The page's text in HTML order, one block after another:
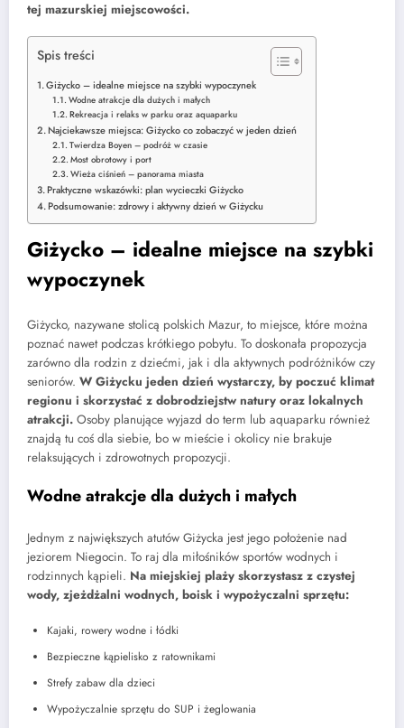
tej mazurskiej miejscowości.
Spis treści
Giżycko – idealne miejsce na szybki wypoczynek
Wodne atrakcje dla dużych i małych
Rekreacja i relaks w parku oraz aquaparku
Najciekawsze miejsca: Giżycko co zobaczyć w jeden dzień
Twierdza Boyen – podróż w czasie
Most obrotowy i port
Wieża ciśnień – panorama miasta
Praktyczne wskazówki: plan wycieczki Giżycko
Podsumowanie: zdrowy i aktywny dzień w Giżycku
Giżycko – idealne miejsce na szybki
wypoczynek
Giżycko, nazywane stolicą polskich Mazur, to miejsce, które można
poznać nawet podczas krótkiego pobytu. To doskonała propozycja
zarówno dla rodzin z dziećmi, jak i dla aktywnych podróżników czy
seniorów. W Giżycku jeden dzień wystarczy, by poczuć klimat
regionu i skorzystać z dobrodziejstw natury oraz lokalnych
atrakcji. Osoby planujące wyjazd do term lub aquaparku również
znajdą tu coś dla siebie, bo w mieście i okolicy nie brakuje
relaksujących i zdrowotnych propozycji.
Wodne atrakcje dla dużych i małych
Jednym z największych atutów Giżycka jest jego położenie nad
jeziorem Niegocin. To raj dla miłośników sportów wodnych i
rodzinnych kąpieli. Na miejskiej plaży skorzystasz z czystej
wody, zjeżdżalni wodnych, boisk i wypożyczalni sprzętu:
Kajaki, rowery wodne i łódki
Bezpieczne kąpielisko z ratownikami
Strefy zabaw dla dzieci
Wypożyczalnie sprzętu do SUP i żeglowania